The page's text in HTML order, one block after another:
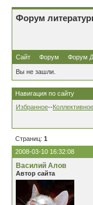
Форум
Сайт Форум Форум
Вы не зашли.
Навигация по сайту
Избранное--Коллективное
Страниц: 1
2008-03-10 16:32:08
Василий Алов
Автор сайта